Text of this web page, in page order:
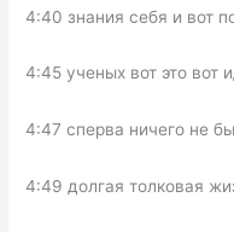
4:40 знания себя и вот
4:45 ученых вот это вот
4:47 сперва ничего не
4:49 долгая толковая